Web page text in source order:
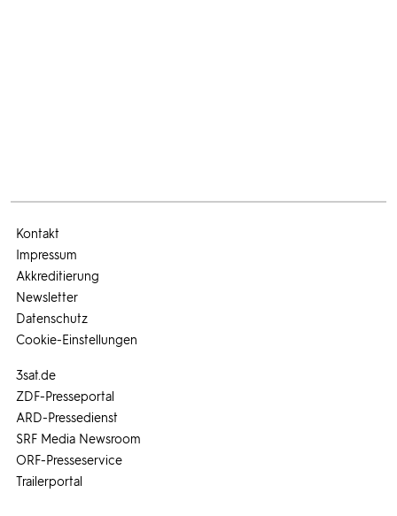
3sat.de
ZDF-Presseportal
ARD-Pressedienst
SRF Media Newsroom
ORF-Presseservice
Trailerportal
Kontakt
Impressum
Akkreditierung
Newsletter
Datenschutz
Cookie-Einstellungen